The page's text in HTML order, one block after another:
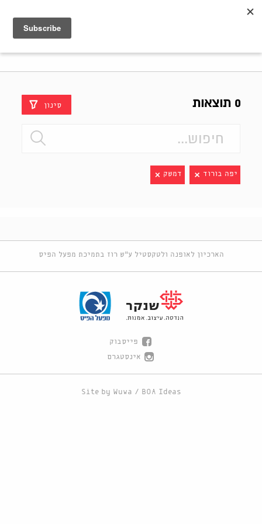
0 תוצאות סינון
יפה בורוד דמשק
הארכיון לאופנה ולטקסטיל ע"ש רוז בתמיכת מפעל הפיס
פייסבוק
אינסטגרם
Site by Wuwa / BOA Ideas